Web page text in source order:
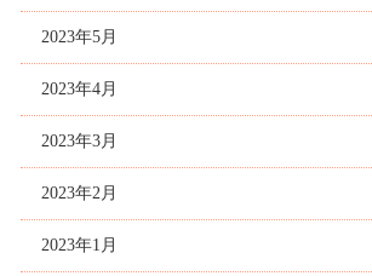
2023年5月
2023年4月
2023年3月
2023年2月
2023年1月